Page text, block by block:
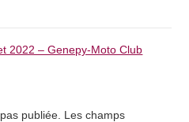
2022 – Genepy-Moto Club
publiée. Les champs